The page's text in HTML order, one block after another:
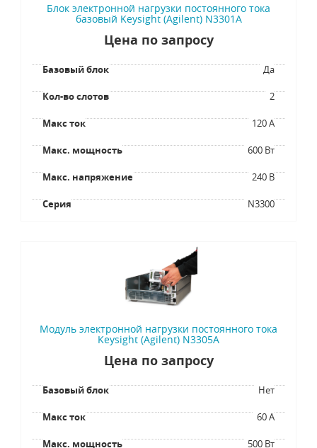
Блок электронной нагрузки постоянного тока
базовый Keysight (Agilent) N3301A
Цена по запросу
Базовый блок Да
Кол-во слотов 2
Макс ток 120 А
Макс. мощность 600 Вт
Макс. напряжение 240 В
Серия N3300
Модуль электронной нагрузки постоянного тока
Keysight (Agilent) N3305A
Цена по запросу
Базовый блок Нет
Макс ток 60 А
Макс. мощность 500 Вт